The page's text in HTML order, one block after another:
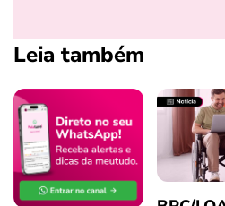
Leia também